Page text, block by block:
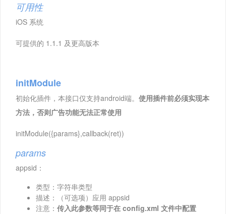
可用性
iOS 系统
可提供的 1.1.1 及更高版本
initModule
初始化插件，本接口仅支持android端。 使用插件前必须实现本
方法，否则广告功能无法正常使用
initModule({params},callback(ret))
params
appsid：
类型：字符串类型
描述：（可选项）应用 appsid
注意： 传入此参数等同于在 config.xml 文件中配置